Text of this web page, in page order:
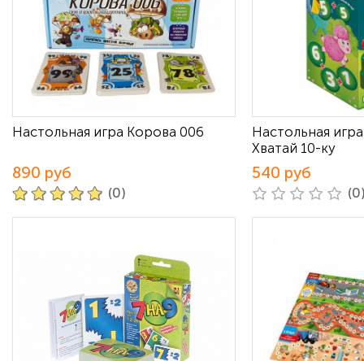
Настольная игра Корова 006
890 руб
(0)
Настольная
Хватай 10-ку
540 руб